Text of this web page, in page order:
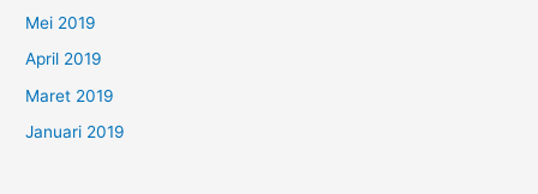
Mei 2019
April 2019
Maret 2019
Januari 2019